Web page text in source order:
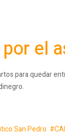
el
para quedar
San Pedro